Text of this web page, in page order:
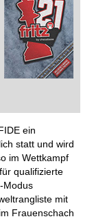
ein
statt und wird
im Wettkampf
qualifizierte
Modus
mit
Frauenschach